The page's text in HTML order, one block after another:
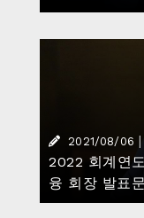
2021/08/06
2022 회계연
융 회장 발표문